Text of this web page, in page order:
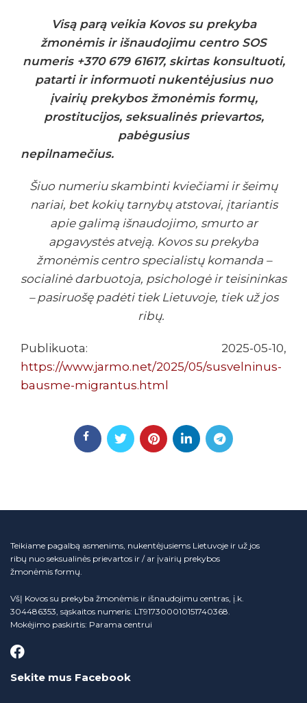
Visą parą veikia Kovos su prekyba
žmonėmis ir išnaudojimu centro SOS
numeris +370 679 61617, skirtas konsultuoti,
patarti ir informuoti nukentėjusius nuo
įvairių prekybos žmonėmis formų,
prostitucijos, seksualinės prievartos,
pabėgusius
nepilnamečius.
Šiuo numeriu skambinti kviečiami ir šeimų
nariai, bet kokių tarnybų atstovai, įtariantis
apie galimą išnaudojimo, smurto ar
apgavystės atveją. Kovos su prekyba
žmonėmis centro specialistų komanda –
socialinė darbuotoja, psichologė ir teisininkas
– pasiruošę padėti tiek Lietuvoje, tiek už jos
ribų.
Publikuota: 2025-05-10,
https://www.jarmo.net/2025/05/susvelninus-
bausme-migrantus.html
Teikiame pagalbą asmenims, nukentėjusiems Lietuvoje ir už jos
ribų nuo seksualinės prievartos ir / ar įvairių prekybos
žmonėmis formų.
VšĮ Kovos su prekyba žmonėmis ir išnaudojimu centras, į.k.
304486353, sąskaitos numeris: LT917300010151740368.
Mokėjimo paskirtis: Parama centrui
Sekite mus Facebook